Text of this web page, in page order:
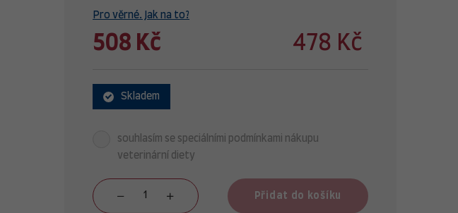
Pro věrné. Jak na to?
508 Kč 478 Kč
Skladem
souhlasím se speciálními podmínkami nákupu
veterinární diety
Přidat do košíku